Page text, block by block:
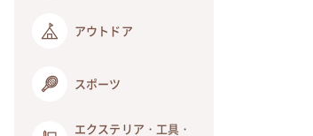
アウトドア
スポーツ
エクステリア・工具・